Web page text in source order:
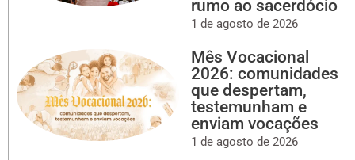
rumo ao sacerdócio
1 de agosto de 2026
Mês Vocacional
2026: comunidades
que despertam,
testemunham e
enviam vocações
1 de agosto de 2026